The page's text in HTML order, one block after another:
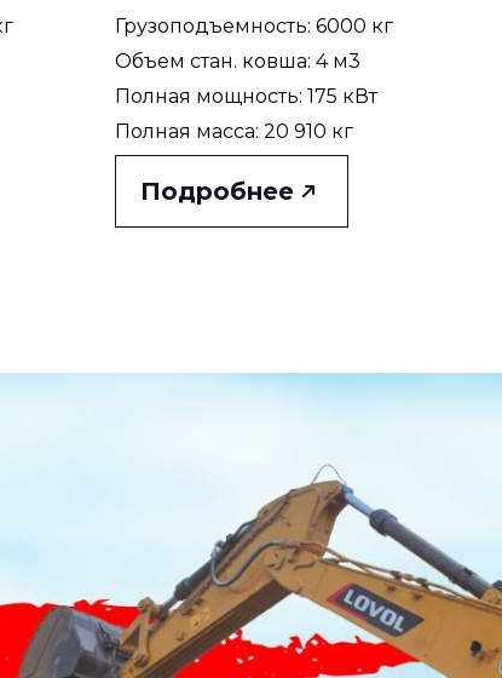
Грузоподъемность: 6000 кг
Объем стан. ковша: 4 м3
Полная мощность: 175 кВт
Полная масса: 20 910 кг
Подробнее